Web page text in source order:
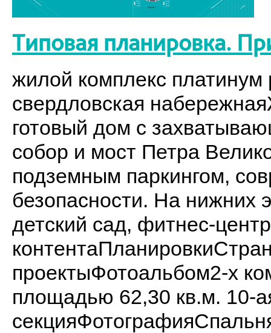
Типовая планировка.
жилой комплекс платинум
свердловская
готовый дом с
собор и мост Петра
подземным паркингом,
безопасности. На нижних
детский сад, фитнес-
проектыФотоальбом2-х
площадью 62,30 кв.м. 10-